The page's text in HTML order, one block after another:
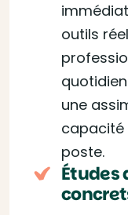
outils
une
capacité
poste.
Études